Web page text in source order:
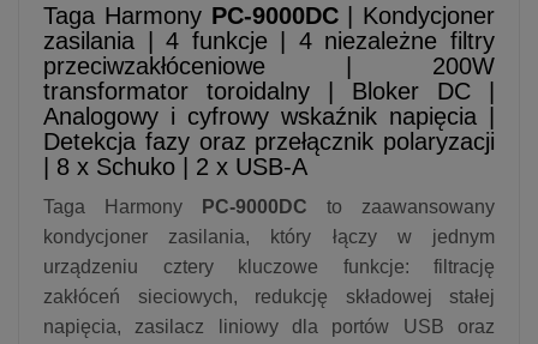
Taga Harmony PC-9000DC| Kondycjoner
zasilania | 4 funkcje | 4 niezależne filtry
przeciwzakłóceniowe | 200W
transformator toroidalny | Bloker DC |
Analogowy i cyfrowy wskaźnik napięcia |
Detekcja fazy oraz przełącznik polaryzacji
| 8 x Schuko | 2 x USB-A
Taga Harmony PC-9000DC to zaawansowany
kondycjoner zasilania, który łączy w jednym
urządzeniu cztery kluczowe funkcje: filtrację
zakłóceń sieciowych, redukcję składowej stałej
napięcia, zasilacz liniowy dla portów USB oraz